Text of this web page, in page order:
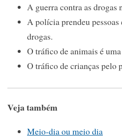
A guerra contra as
A polícia prendeu
drogas.
O tráfico de animais é
O tráfico de crianças pelo
Veja também
Meio-dia ou meio dia